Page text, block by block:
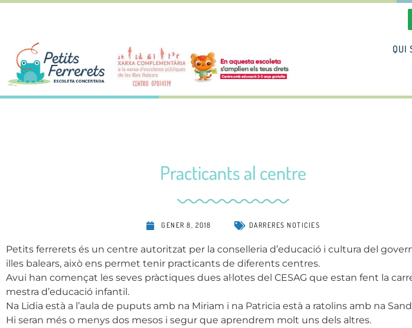
QUI
Practicants al centre
GENER 8, 2018 DARRERES NOTICIES
Petits ferrerets és un centre autoritzat per la conselleria d’educació i cultura del
illes balears, això ens permet tenir practicants de diferents centres.
Avui han començat les seves pràctiques dues al·lotes del CESAG que estan fent la
mestra d’educació infantil.
Na Lidia està a l’aula de puputs amb na Miriam i na Patricia està a ratolins amb na
Hi seran més o menys dos mesos i segur que aprendrem molt uns dels altres.